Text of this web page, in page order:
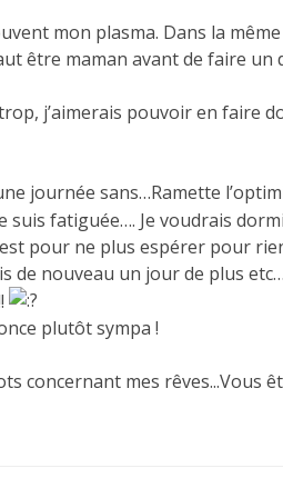
mon plasma. Dans la
être maman avant de faire
j’aimerais pouvoir en faire
journée sans…Ramette
suis fatiguée…. Je voudrais
pour ne plus espérer pour
de nouveau un jour de plus etc…
plutôt sympa !
concernant mes rêves...Vous